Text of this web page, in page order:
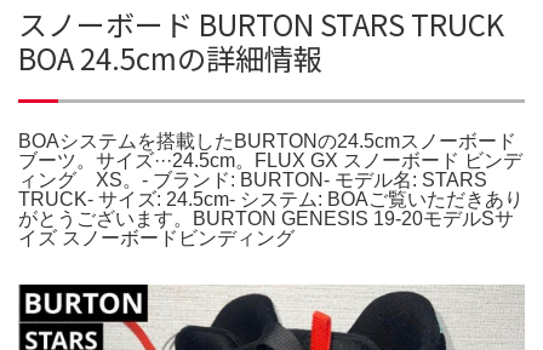
スノーボード BURTON STARS TRUCK
BOA 24.5cmの詳細情報
BOAシステムを搭載したBURTONの24.5cmスノーボード
ブーツ。サイズ···24.5cm。FLUX GX スノーボード ビンデ
ィング XS。- ブランド: BURTON- モデル名: STARS
TRUCK- サイズ: 24.5cm- システム: BOAご覧いただきあり
がとうございます。BURTON GENESIS 19-20モデルSサ
イズ スノーボードビンディング